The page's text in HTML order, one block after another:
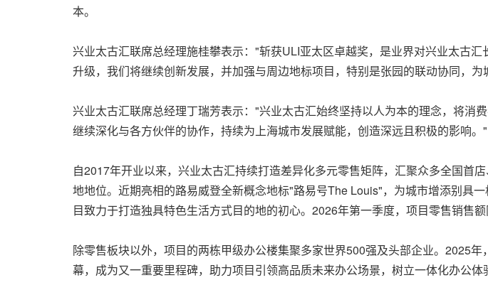
本。
兴业太古汇联席总经理施桂攀表示："斩获ULI亚太区卓越奖，是业界对兴业太古
升级，我们将继续创新发展，并加强与周边地标项目，特别是张园的联动协同，
兴业太古汇联席总经理丁瑞芳表示："兴业太古汇始终坚持以人为本的理念，将
继续深化与各方伙伴的协作，持续为上海城市发展赋能，创造深远且积极的影响。"
自2017年开业以来，兴业太古汇持续打造差异化多元零售矩阵，汇聚众多全国首
地地位。近期亮相的路易威登全新概念地标"路易号The Louis"，为城市增添别具
目致力于打造独具特色生活方式目的地的初心。2026年第一季度，项目零售销售
除零售板块以外，项目的两栋甲级办公楼集聚多家世界500强及头部企业。2025
幕，成为又一重要里程碑，助力项目引领高品质未来办公场景，树立一体化办公体